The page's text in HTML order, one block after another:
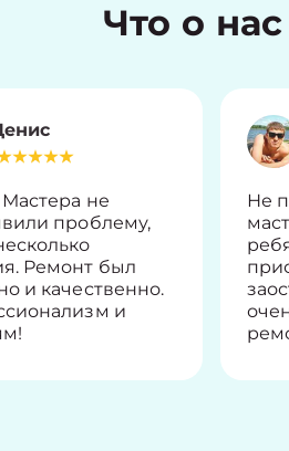
Что о
не
проблему,
Ремонт был
и качественно.
и
Не